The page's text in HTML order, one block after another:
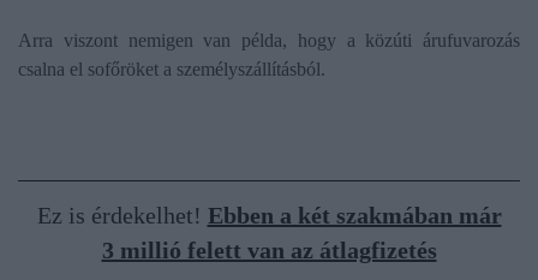
Arra viszont nemigen van példa, hogy a közúti árufuvarozás
csalna el sofőröket a személyszállításból.
Ez is érdekelhet! Ebben a két szakmában már
3 millió felett van az átlagfizetés